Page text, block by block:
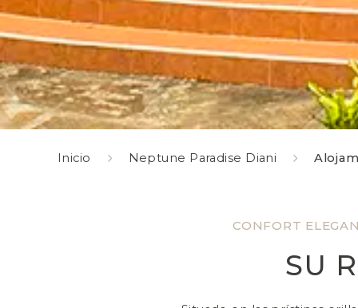
CONFORT
SU
Inicio Neptune Paradise Diani